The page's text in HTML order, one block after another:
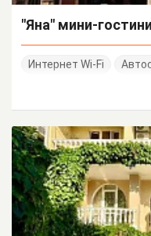
"Яна" мини-
Интернет Wi-Fi